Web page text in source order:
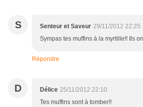
S Senteur et Saveur 29/11/2012 22:25
Sympas tes muffins à la myrtille!! Ils
Répondre
D Délice 25/11/2012 22:10
Tes muffins sont à tomber!!